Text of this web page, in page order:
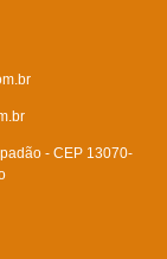
- CEP 13070-